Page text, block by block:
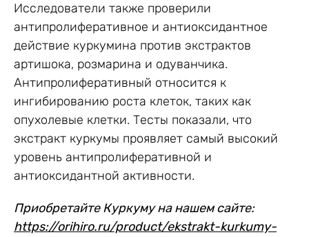
Исследователи также проверили
антипролиферативное и антиоксидантное
действие куркумина против экстрактов
артишока, розмарина и одуванчика.
Антипролиферативный относится к
ингибированию роста клеток, таких как
опухолевые клетки. Тесты показали, что
экстракт куркумы проявляет самый высокий
уровень антипролиферативной и
антиоксидантной активности.
Приобретайте Куркуму на нашем сайте:
https://orihiro.ru/product/ekstrakt-kurkumy-